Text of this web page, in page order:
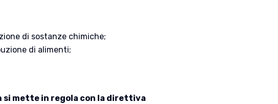
di sostanze chimiche;
di alimenti;
si mette in regola con la direttiva